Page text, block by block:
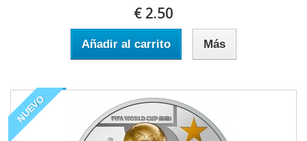
€ 2.50
Añadir al carrito Más
NUEVO